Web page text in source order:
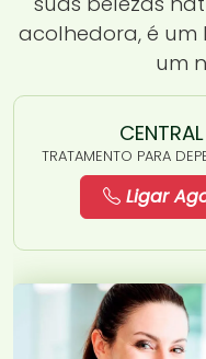
acolhedora, é
um
TRATAMENTO PARA
Ligar